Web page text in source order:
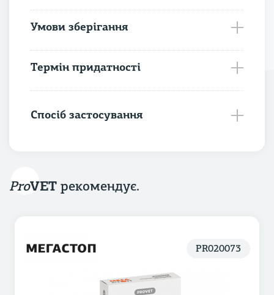
Умови зберігання
Термін придатності
Спосіб застосування
ProVET рекомендує.
PR020073